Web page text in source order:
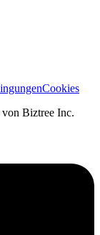
Cookies
Biztree Inc.